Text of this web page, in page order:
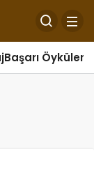
Başarı Öyküleri